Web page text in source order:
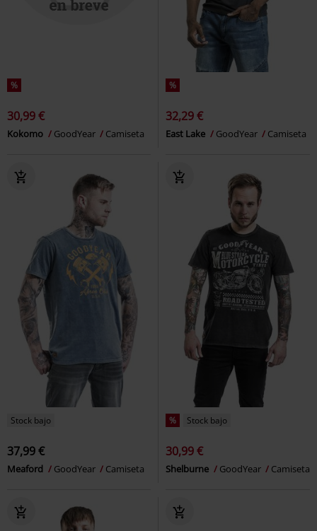
%
30,99 €
Kokomo GoodYear Camiseta
%
32,29 €
East Lake GoodYear Camiseta
Stock bajo
37,99 €
Meaford GoodYear Camiseta
% Stock bajo
30,99 €
Shelburne GoodYear Camiseta